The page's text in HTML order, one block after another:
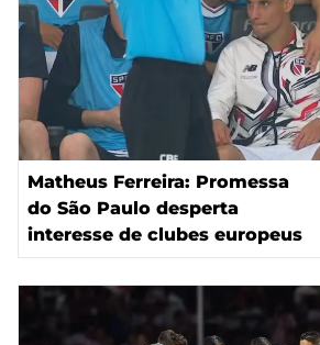
Matheus Ferreira: Promessa
do São Paulo desperta
interesse de clubes europeus